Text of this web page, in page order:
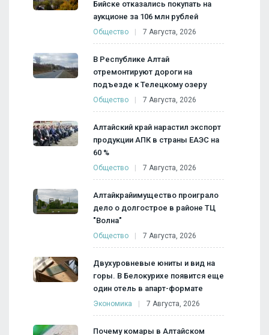
Бийске отказались покупать на
аукционе за 106 млн рублей
Общество 7 Августа, 2026
В Республике Алтай
отремонтируют дороги на
подъезде к Телецкому озеру
Общество 7 Августа, 2026
Алтайский край нарастил экспорт
продукции АПК в страны ЕАЭС на
60 %
Общество 7 Августа, 2026
Алтайкрайимущество проиграло
дело о долгострое в районе ТЦ
"Волна"
Общество 7 Августа, 2026
Двухуровневые юниты и вид на
горы. В Белокурихе появится еще
один отель в апарт-формате
Экономика 7 Августа, 2026
Почему комары в Алтайском